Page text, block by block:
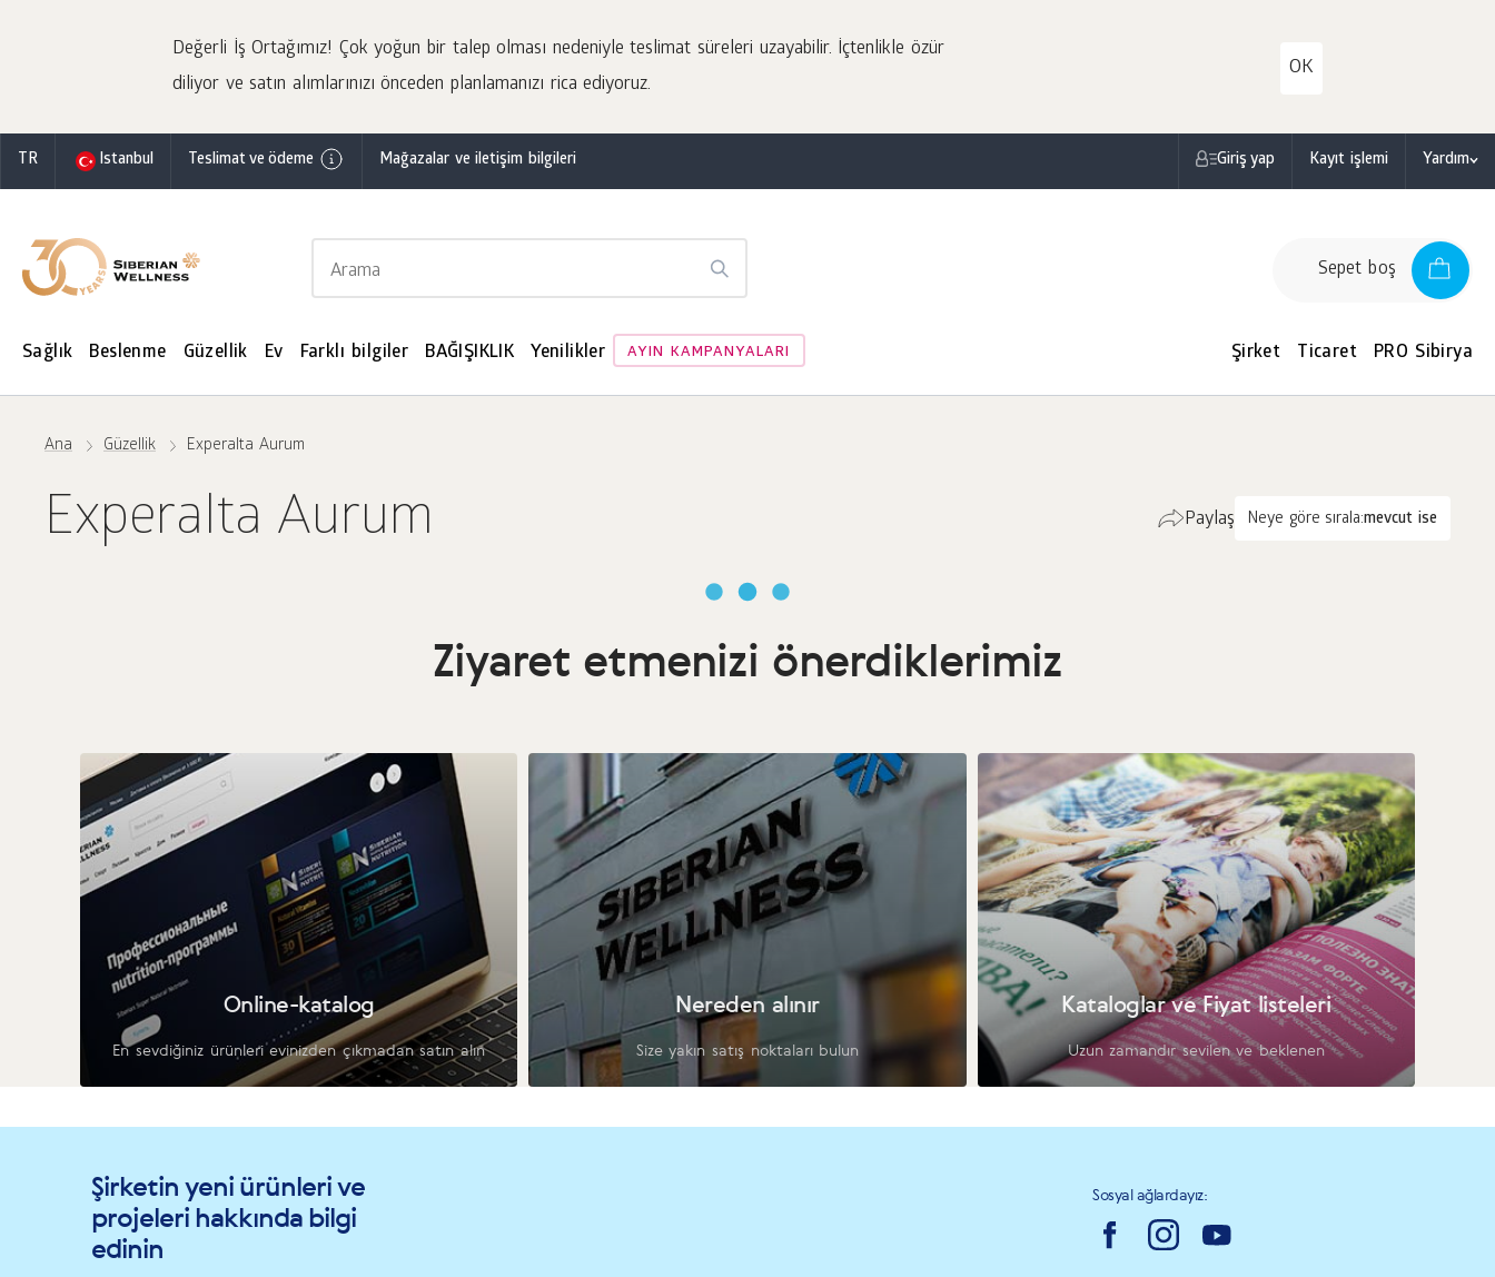
Değerli İş Ortağımız! Çok yoğun bir talep olması nedeniyle teslimat süreleri uzayabilir. İçtenlikle özür
diliyor ve satın alımlarınızı önceden planlamanızı rica ediyoruz.
OK
TR Istanbul Teslimat ve ödeme Mağazalar ve iletişim bilgileri Giriş yap Kayıt işlemi Yardım
Sepet boş
Sağlık Beslenme Güzellik Ev Farklı bilgiler BAĞIŞIKLIK Yenilikler AYIN KAMPANYALARI Şirket Ticaret PRO Sibirya
Ana Güzellik Experalta Aurum
Experalta Aurum Neye göre sırala:mevcut ise
Paylaş
Ziyaret etmenizi önerdiklerimiz
Online-katalog
En sevdiğiniz ürünleri evinizden çıkmadan satın alın
Nereden alınır
Size yakın satış noktaları bulun
Kataloglar ve Fiyat listeleri
Uzun zamandır sevilen ve beklenen
Şirketin yeni ürünleri ve
projeleri hakkında bilgi
edinin
Sosyal ağlardayız: